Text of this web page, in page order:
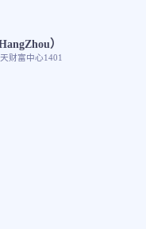
）
财富中心1401